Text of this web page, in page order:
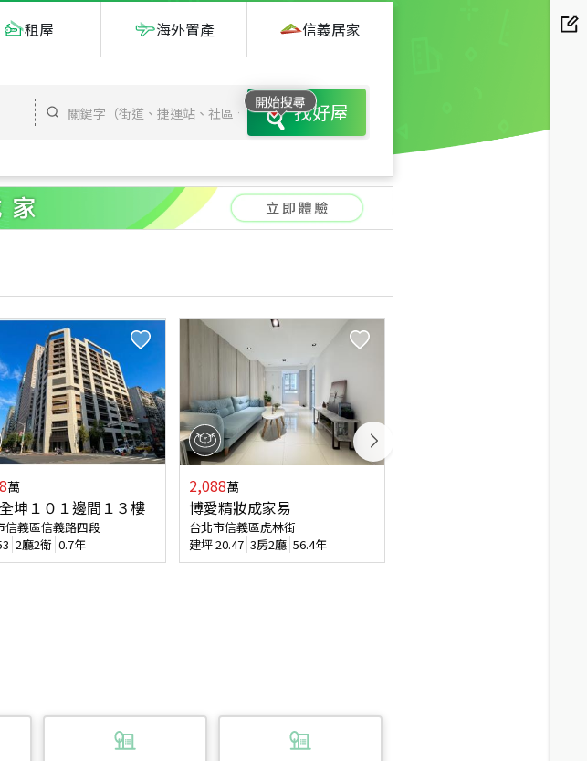
租屋 海外置產 信義居家
開始搜尋
找好屋
萬
坤１０１邊間１３樓
信義區信義路四段
2廳2衛 0.7年
2,088萬
博愛精妝成家易
台北市信義區虎林街
建坪20.47 3房2廳 56.4年